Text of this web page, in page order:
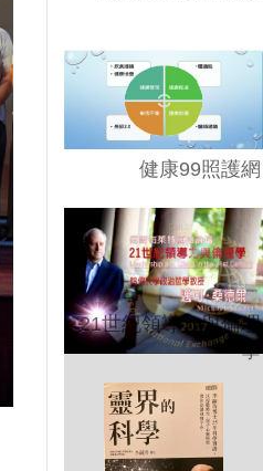
健康99照護網
21世紀領導力與倫理
學